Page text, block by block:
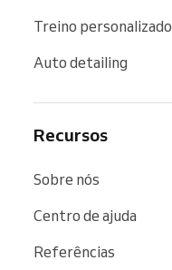
Treino personalizado
Auto detailing
Recursos
Sobre nós
Centro de ajuda
Referências